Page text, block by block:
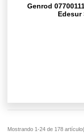
Genrod
Edesur